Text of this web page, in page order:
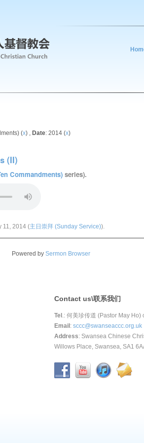
(x) , Date: 2014 (x)
(II)
Commandments) series).
11, 2014 (主日崇拜 (Sunday Service)).
Powered by Sermon Browser
Contact us\联系我们
Tel .: 何美珍传道 (Pastor May
Email : sccc@swanseaccc.org.uk
Address: Swansea Chinese
Willows Place, Swansea, SA1